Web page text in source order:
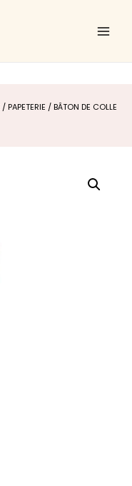
/PAPETERIE / BÂTON DE COLLE